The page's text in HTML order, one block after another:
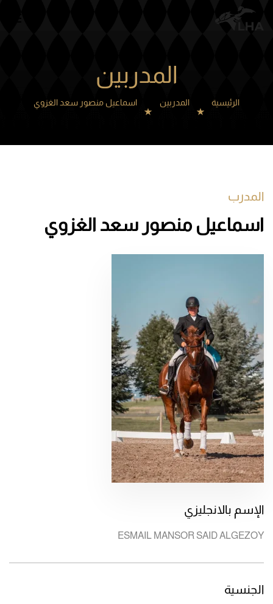
المدربين
الرئيسية المدربين اسماعيل منصور سعد الغزوي
المدرب
اسماعيل منصور سعد الغزوي
الإسم بالانجليزي
ESMAIL MANSOR SAID ALGEZOY
الجنسية